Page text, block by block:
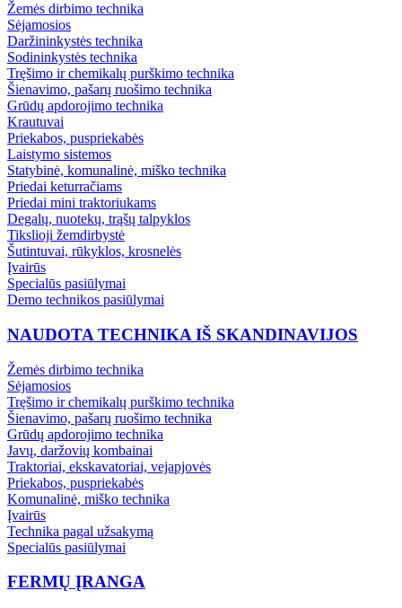
Žemės dirbimo technika
Sėjamosios
Daržininkystės technika
Sodininkystės technika
Tręšimo ir chemikalų purškimo technika
Šienavimo, pašarų ruošimo technika
Grūdų apdorojimo technika
Krautuvai
Priekabos, puspriekabės
Laistymo sistemos
Statybinė, komunalinė, miško technika
Priedai keturračiams
Priedai mini traktoriukams
Degalų, nuotekų, trąšų talpyklos
Tikslioji žemdirbystė
Šutintuvai, rūkyklos, krosnelės
Įvairūs
Specialūs pasiūlymai
Demo technikos pasiūlymai
NAUDOTA TECHNIKA IŠ SKANDINAVIJOS
Žemės dirbimo technika
Sėjamosios
Tręšimo ir chemikalų purškimo technika
Šienavimo, pašarų ruošimo technika
Grūdų apdorojimo technika
Javų, daržovių kombainai
Traktoriai, ekskavatoriai, vejapjovės
Priekabos, puspriekabės
Komunalinė, miško technika
Įvairūs
Technika pagal užsakymą
Specialūs pasiūlymai
FERMŲ ĮRANGA